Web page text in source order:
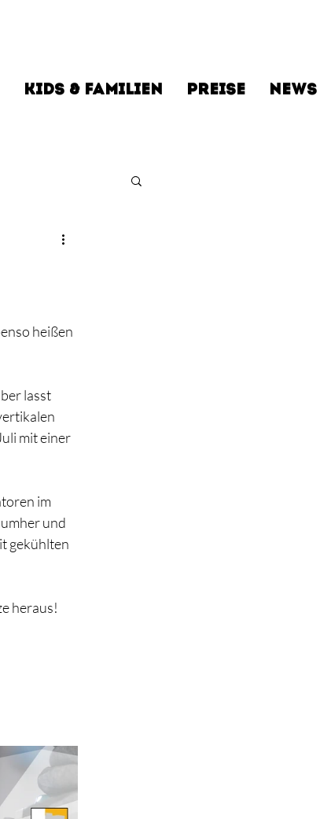
KIDS & FAMILIEN PREISE NEWS
heißen
lasst
mit einer
im
und
gekühlten
heraus!